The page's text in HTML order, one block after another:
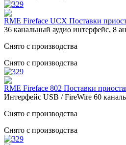
RME Fireface UCX Поставки
36 канальный аудио интерфейс, 8
Снято с производства
Снято с производства
RME Fireface 802 Поставки
Интерфейс USB / FireWire 60
Снято с производства
Снято с производства